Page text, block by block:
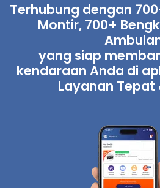
Terhubung dengan
Montir, 700+
yang siap
kendaraan Anda di
Layanan Tepat